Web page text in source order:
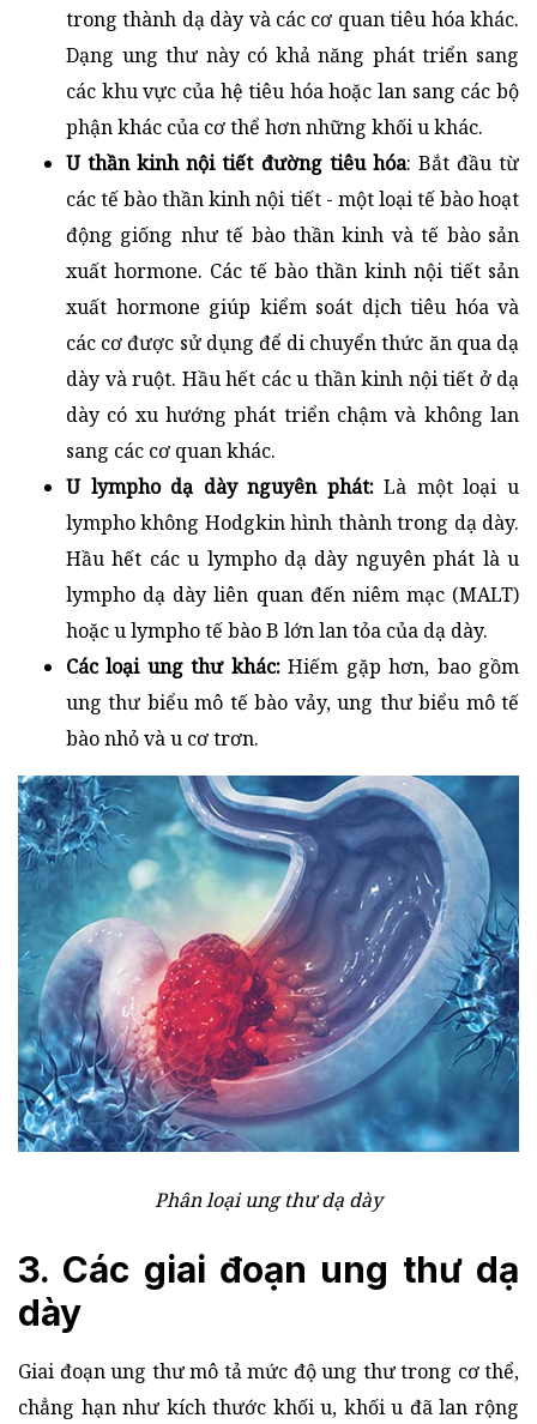
trong thành dạ dày và các cơ quan tiêu hóa khác.
Dạng ung thư này có khả năng phát triển sang
các khu vực của hệ tiêu hóa hoặc lan sang các bộ
phận khác của cơ thể hơn những khối u khác.
U thần kinh nội tiết đường tiêu hóa: Bắt đầu từ
các tế bào thần kinh nội tiết - một loại tế bào hoạt
động giống như tế bào thần kinh và tế bào sản
xuất hormone. Các tế bào thần kinh nội tiết sản
xuất hormone giúp kiểm soát dịch tiêu hóa và
các cơ được sử dụng để di chuyển thức ăn qua dạ
dày và ruột. Hầu hết các u thần kinh nội tiết ở dạ
dày có xu hướng phát triển chậm và không lan
sang các cơ quan khác.
U lympho dạ dày nguyên phát:Là một loại u
lympho không Hodgkin hình thành trong dạ dày.
Hầu hết các u lympho dạ dày nguyên phát là u
lympho dạ dày liên quan đến niêm mạc (MALT)
hoặc u lympho tế bào B lớn lan tỏa của dạ dày.
Các loại ung thư khác:Hiếm gặp hơn, bao gồm
ung thư biểu mô tế bào vảy, ung thư biểu mô tế
bào nhỏ và u cơ trơn.
Phân loại ung thư dạ dày
3. Các giai đoạn ung thư dạ
dày
Giai đoạn ung thư mô tả mức độ ung thư trong cơ thể,
chẳng hạn như kích thước khối u, khối u đã lan rộng